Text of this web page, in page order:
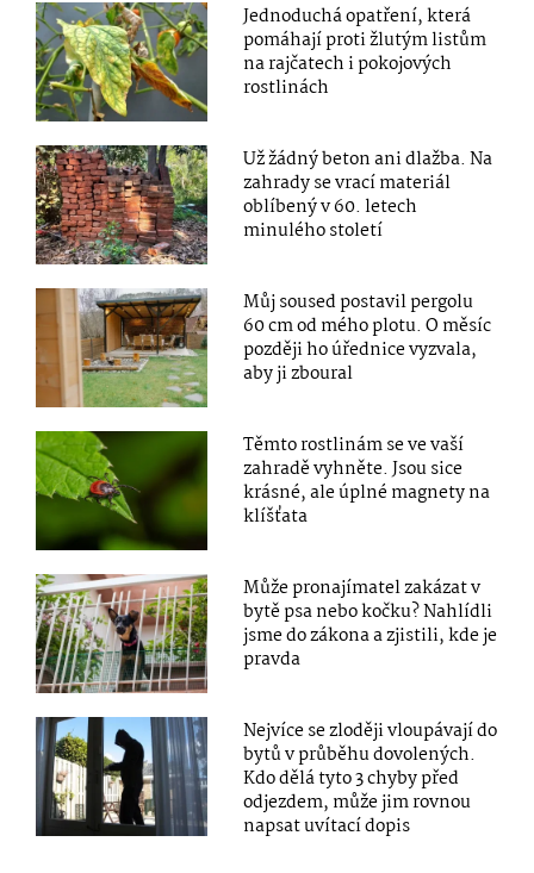
Jednoduchá opatření, která
pomáhají proti žlutým listům
na rajčatech i pokojových
rostlinách
Už žádný beton ani dlažba. Na
zahrady se vrací materiál
oblíbený v 60. letech
minulého století
Můj soused postavil pergolu
60 cm od mého plotu. O měsíc
později ho úřednice vyzvala,
aby ji zboural
Těmto rostlinám se ve vaší
zahradě vyhněte. Jsou sice
krásné, ale úplné magnety na
klíšťata
Může pronajímatel zakázat v
bytě psa nebo kočku? Nahlídli
jsme do zákona a zjistili, kde je
pravda
Nejvíce se zloději vloupávají do
bytů v průběhu dovolených.
Kdo dělá tyto 3 chyby před
odjezdem, může jim rovnou
napsat uvítací dopis